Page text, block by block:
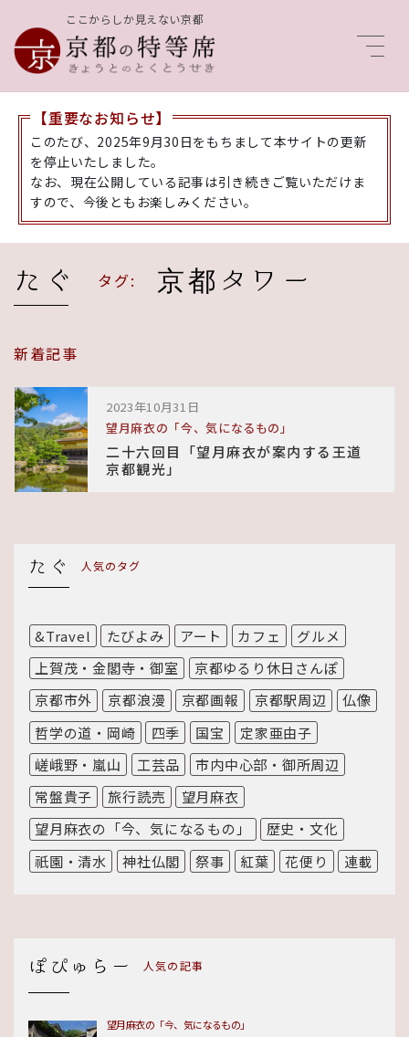
ここからしか見えない京都
【重要なお知らせ】
このたび、2025年9月30日をもちまして本サイトの更新
を停止いたしました。
なお、現在公開している記事は引き続きご覧いただけま
すので、今後ともお楽しみください。
タグ: 京都タワー
新着記事
2023年10月31日
望月麻衣の「今、気になるもの」
二十六回目「望月麻衣が案内する王道
京都観光」
人気のタグ
&Travel たびよみ アート カフェ
グルメ
上賀茂・金閣寺・御室
京都ゆるり休日さんぽ
京都市外
京都浪漫 京都画報 京都駅周辺
仏像
哲学の道・岡崎
四季 国宝
定家亜由子
嵯峨野・嵐山
工芸品
市内中心部・御所周辺
常盤貴子
旅行読売
望月麻衣
望月麻衣の「今、気になるもの」
歴史・文化
祇園・清水
神社仏閣 祭事 紅葉 花便り 連載
人気の記事
望月麻衣の「今、気になるもの」